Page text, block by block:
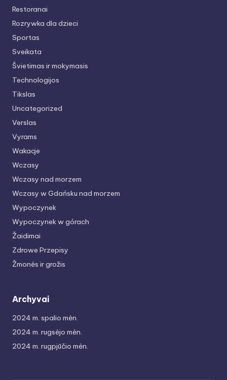
Restoranai
Rozrywka dla dzieci
Sportas
Sveikata
Švietimas ir mokymasis
Technologijos
Tikslas
Uncategorized
Verslas
Vyrams
Wakacje
Wczasy
Wczasy nad morzem
Wczasy w Gdańsku nad morzem
Wypoczynek
Wypoczynek w górach
Žaidimai
Zdrowe Przepisy
Žmonės ir grožis
Archyvai
2024 m. spalio mėn.
2024 m. rugsėjo mėn.
2024 m. rugpjūčio mėn.